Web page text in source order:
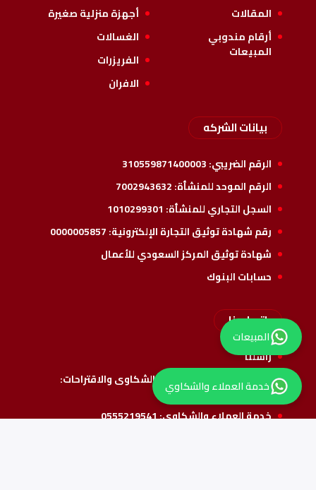
المبيعات
خدمة العملاء والشكاوي
المقالات
أرقام مندوبي
المبيعات
أجهزة منزلية صغيرة
الغسالات
الفريزرات
الافران
بيانات الشركه
الرقم الضريبي:310559871400003
الرقم الموحد للمنشأة:7002943632
السجل التجاري للمنشأة: 1010299301
رقم شهادة توثيق التجارة الإلكترونية:0000005857
شهادة توثيق المركز السعودي للأعمال
حسابات البنوك
اتصل بنا
راسلنا
البريد الإلكتروني للتواصل والشكاوى والاقتراحات:
info@alshathri.sa
خدمة العملاء والشكاوي:0555219541